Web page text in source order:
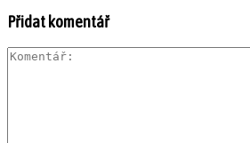
Přidat komentář